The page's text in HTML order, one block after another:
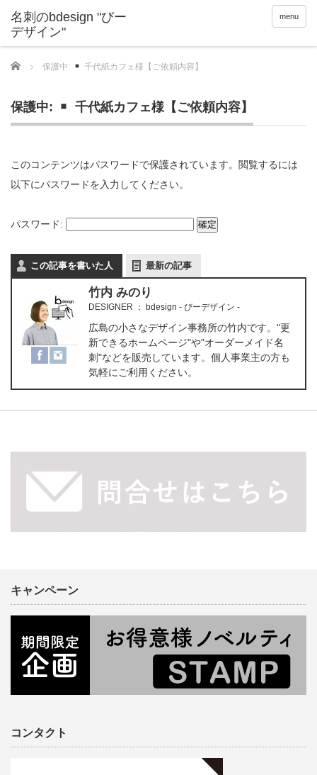
menu
Home 保護中: 千代紙カフェ様【ご依頼内容】
保護中: 千代紙カフェ様【ご依頼内容】
このコンテンツはパスワードで保護されています。閲覧するには
以下にパスワードを入力してください。
パスワード:
この記事を書いた人 最新の記事
竹内 みのり
DESIGNER ： bdesign - びーデザイン -
広島の小さなデザイン事務所の竹内です。"更
新できるホームページ"や"オーダーメイド名
刺"などを販売しています。個人事業主の方も
気軽にご利用ください。
キャンペーン
コンタクト